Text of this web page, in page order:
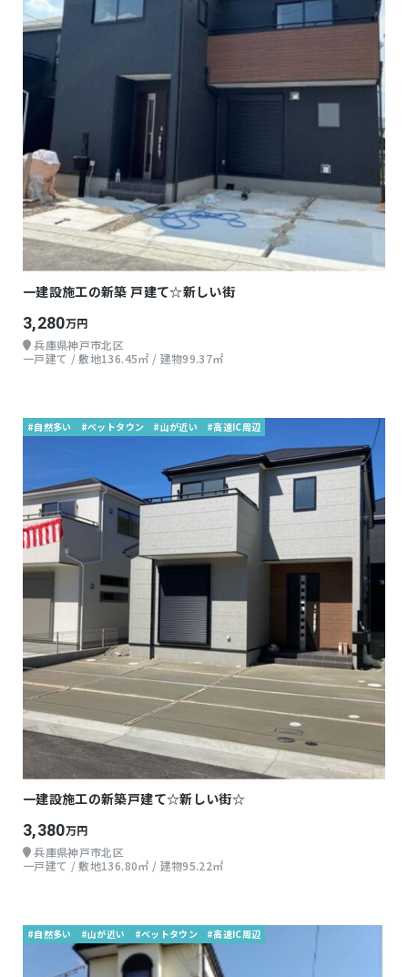
一建設施工の新築 戸建て☆新しい街
3,280万円
兵庫県神戸市北区
一戸建て / 敷地136.45㎡ / 建物99.37㎡
#自然多い #ベットタウン #山が近い #高速IC周辺
一建設施工の新築戸建て☆新しい街☆
3,380万円
兵庫県神戸市北区
一戸建て / 敷地136.80㎡ / 建物95.22㎡
#自然多い #山が近い #ベットタウン #高速IC周辺